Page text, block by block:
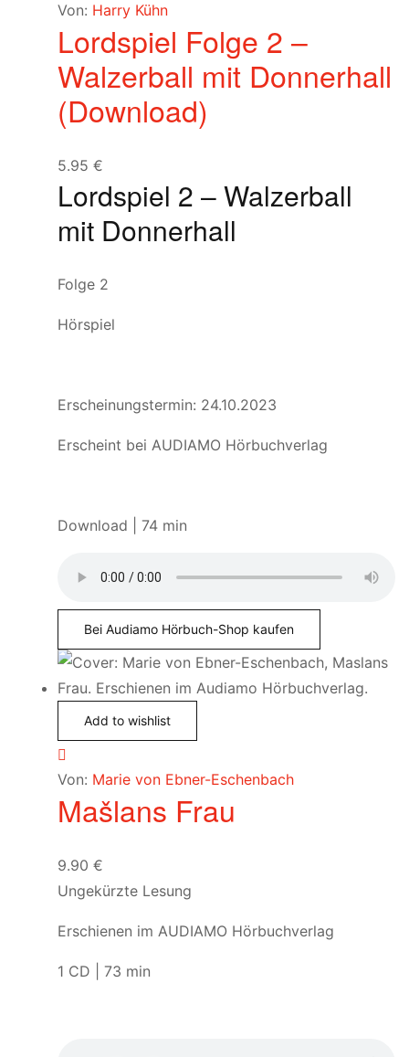
Von: Harry Kühn
Lordspiel Folge 2 –
Walzerball mit Donnerhall
(Download)
5.95 €
Lordspiel 2 – Walzerball
mit Donnerhall
Folge 2
Hörspiel
Erscheinungstermin: 24.10.2023
Erscheint bei AUDIAMO Hörbuchverlag
Download | 74 min
Bei Audiamo Hörbuch-Shop kaufen
Add to wishlist
Von: Marie von Ebner-Eschenbach
Mašlans Frau
9.90 €
Ungekürzte Lesung
Erschienen im AUDIAMO Hörbuchverlag
1 CD | 73 min